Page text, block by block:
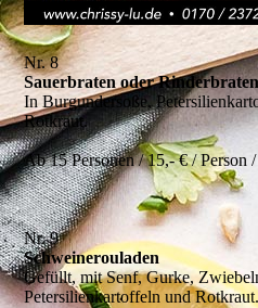
Nr. 8
Sauerbraten oder Rinderbraten
In Burgundersoße,
Rotkraut.
Ab 15 Personen / 15,- € / Person
Nr. 9
Schweinerouladen
Gefüllt, mit Senf, Gurke,
Petersilienkartoffeln und